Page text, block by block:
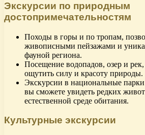
Экскурсии по природным
достопримечательностям
Походы в горы и по тропам,
живописными пейзажами и
фауной региона.
Посещение водопадов, озер и
ощутить силу и красоту природы.
Экскурсии в национальные
вы сможете увидеть редких
естественной среде обитания.
Культурные экскурсии